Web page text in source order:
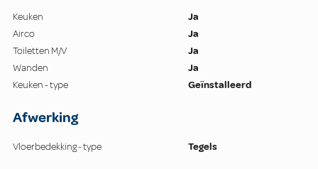
Keuken
Ja
Airco
Ja
Toiletten M/V
Ja
Wanden
Ja
Keuken - type
Geïnstalleerd
Afwerking
Vloerbedekking - type Tegels